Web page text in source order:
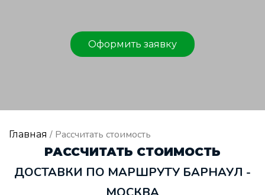
Оформить заявку
Главная / Рассчитать стоимость
РАССЧИТАТЬ СТОИМОСТЬ
ДОСТАВКИ ПО МАРШРУТУ БАРНАУЛ -